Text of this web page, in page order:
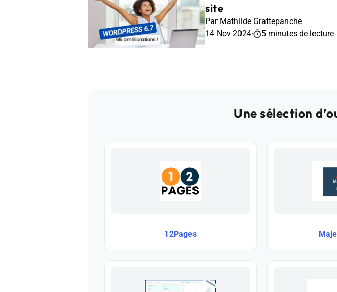
site
Par Mathilde Grattepanche
14 Nov 2024· 5 minutes de lecture
Une sélection
12Pages